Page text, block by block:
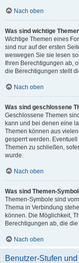
Nach oben
Was sind wichtige
Wichtige Themen eines
sind nur auf der ersten
weswegen Sie sie lesen
Ihren Berechtigungen ab,
die Berechtigungen stellt
Nach oben
Was sind geschlossene
Geschlossene Themen
kann und bei denen eine
Themen können aus
gesperrt werden.
Themen zu schließen,
wurde.
Nach oben
Was sind Themen-
Themen-Symbole sind
Thema in Verbindung
können. Die Möglichkeit,
Berechtigungen ab, die
Nach oben
Benutzer-Stufen